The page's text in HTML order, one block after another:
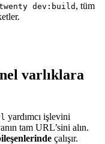
dev:build , tüm
varlıklara
yardımcı işlevini
tam URL’sini alın.
çalışır.